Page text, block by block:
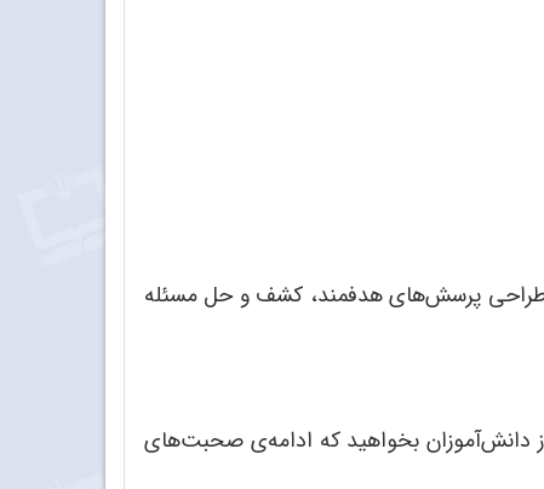
پرسشهای هدفمند، کشف و حل مسئله
آموزان بخواهید که ادامهی صحبتهای